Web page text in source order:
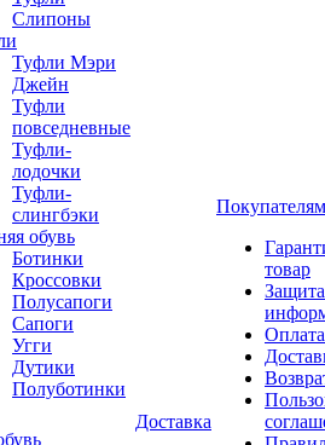
Слипоны
Туфли Мэри
Джейн
Туфли
повседневные
Туфли-
лодочки
Туфли-
слингбэки
обувь
Ботинки
Кроссовки
Полусапоги
Сапоги
Угги
Дутики
Полуботинки
Доставка
Покупателям
товар
Защита
Оплата